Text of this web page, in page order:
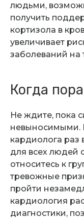
людьми,
получить
кортизола в
увеличивает
заболеваний на
Когда
Не ждите, пока
невыносимыми.
кардиолога раз
для всех людей
относитесь к
тревожные
пройти
кардиология
диагностики,